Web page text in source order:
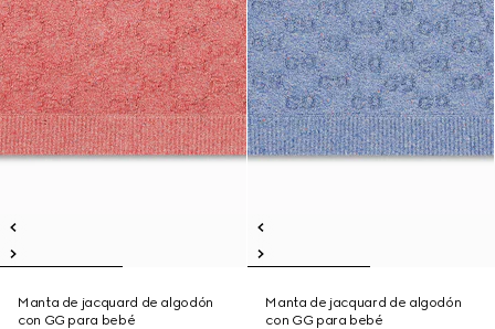
Manta de jacquard de algodón
con GG para bebé
Manta de jacquard de algodón
con GG para bebé